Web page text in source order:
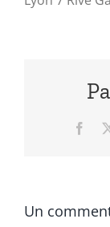
Un